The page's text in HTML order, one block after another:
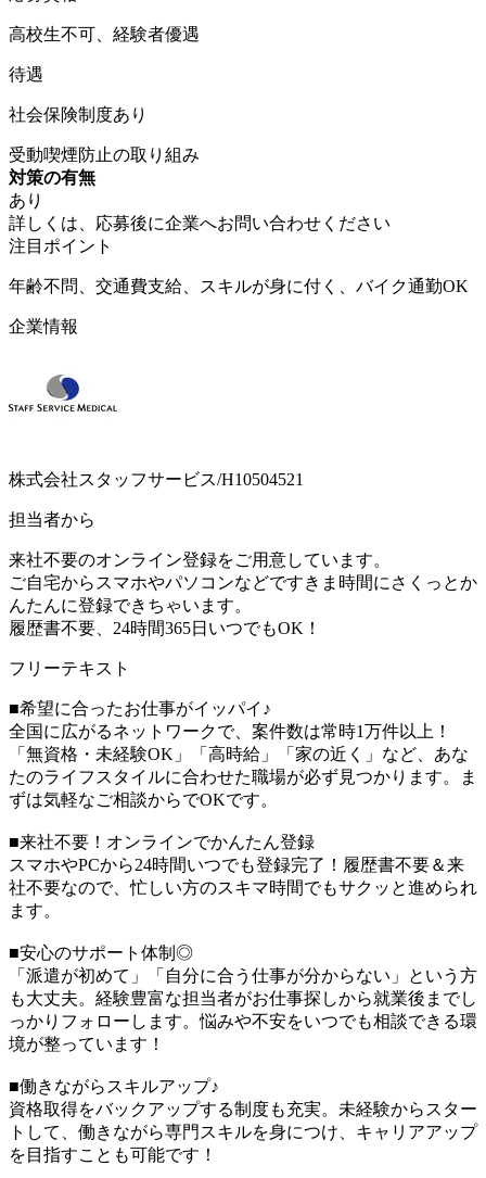
高校生不可、経験者優遇
待遇
社会保険制度あり
受動喫煙防止の取り組み
対策の有無
あり
詳しくは、応募後に企業へお問い合わせください
注目ポイント
年齢不問、交通費支給、スキルが身に付く、バイク通勤OK
企業情報
株式会社スタッフサービス/H10504521
担当者から
来社不要のオンライン登録をご用意しています。
ご自宅からスマホやパソコンなどですきま時間にさくっとか
んたんに登録できちゃいます。
履歴書不要、24時間365日いつでもOK！
フリーテキスト
■希望に合ったお仕事がイッパイ♪
全国に広がるネットワークで、案件数は常時1万件以上！
「無資格・未経験OK」「高時給」「家の近く」など、あな
たのライフスタイルに合わせた職場が必ず見つかります。ま
ずは気軽なご相談からでOKです。
■来社不要！オンラインでかんたん登録
スマホやPCから24時間いつでも登録完了！履歴書不要＆来
社不要なので、忙しい方のスキマ時間でもサクッと進められ
ます。
■安心のサポート体制◎
「派遣が初めて」「自分に合う仕事が分からない」という方
も大丈夫。経験豊富な担当者がお仕事探しから就業後までし
っかりフォローします。悩みや不安をいつでも相談できる環
境が整っています！
■働きながらスキルアップ♪
資格取得をバックアップする制度も充実。未経験からスター
トして、働きながら専門スキルを身につけ、キャリアアップ
を目指すことも可能です！